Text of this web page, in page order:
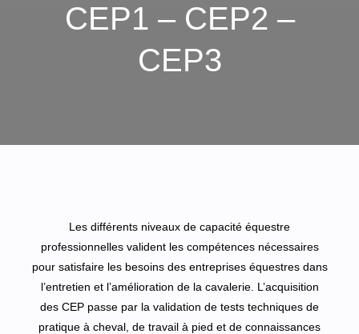
CEP1 – CEP2 –
CEP3
Les différents niveaux de capacité équestre
professionnelles valident les compétences nécessaires
pour satisfaire les besoins des entreprises équestres dans
l’entretien et l’amélioration de la cavalerie. L’acquisition
des CEP passe par la validation de tests techniques de
pratique à cheval, de travail à pied et de connaissances